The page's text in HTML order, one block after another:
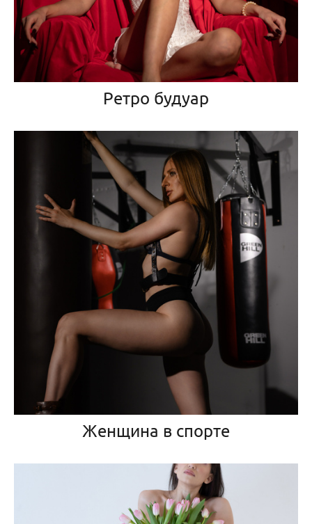
Ретро будуар
Женщина в спорте